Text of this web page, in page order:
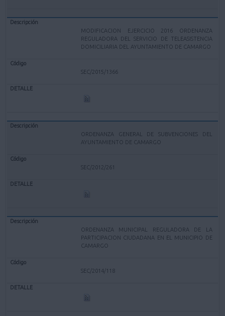
MODIFICACION EJERCICIO 2016 ORDENANZA
REGULADORA DEL SERVICIO DE TELEASISTENCIA
DOMICILIARIA DEL AYUNTAMIENTO DE CAMARGO
SEC/2015/1366
ORDENANZA GENERAL DE SUBVENCIONES DEL
AYUNTAMIENTO DE CAMARGO
SEC/2012/261
ORDENANZA MUNICIPAL REGULADORA DE LA
PARTICIPACION CIUDADANA EN EL MUNICIPIO DE
CAMARGO
SEC/2014/118